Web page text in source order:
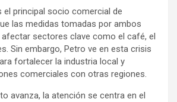
el principal socio comercial de
las medidas tomadas por ambos
sectores clave como el café, el
Sin embargo, Petro ve en esta crisis
fortalecer la industria local y
comerciales con otras regiones.
avanza, la atención se centra en el